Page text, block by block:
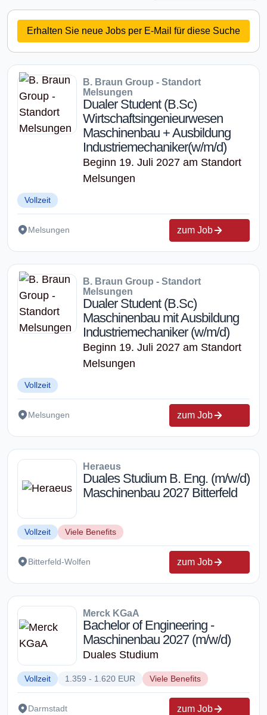
Erhalten Sie neue Jobs per E-Mail für diese Suche
B. Braun Group - Standort
Melsungen
Dualer Student (B.Sc)
Wirtschaftsingenieurwesen
Maschinenbau + Ausbildung
Industriemechaniker(w/m/d)
Beginn 19. Juli 2027 am Standort
Melsungen
Vollzeit
Melsungen zum Job
B. Braun Group - Standort
Melsungen
Dualer Student (B.Sc)
Maschinenbau mit Ausbildung
Industriemechaniker (w/m/d)
Beginn 19. Juli 2027 am Standort
Melsungen
Vollzeit
Melsungen zum Job
Heraeus
Duales Studium B. Eng. (m/w/d)
Maschinenbau 2027 Bitterfeld
Vollzeit Viele Benefits
Bitterfeld-Wolfen zum Job
Merck KGaA
Bachelor of Engineering -
Maschinenbau 2027 (m/w/d)
Duales Studium
Vollzeit 1.359 - 1.620 EUR Viele Benefits
Darmstadt zum Job